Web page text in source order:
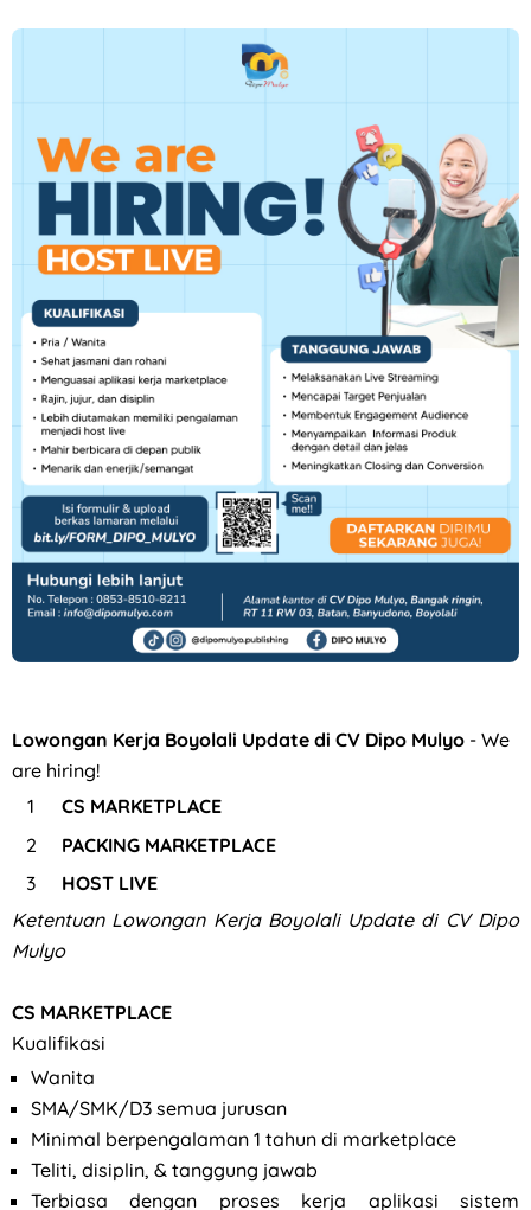
Lowongan Kerja Boyolali Update di CV Dipo Mulyo - We
are hiring!
CS MARKETPLACE
PACKING MARKETPLACE
HOST LIVE
Ketentuan Lowongan Kerja Boyolali Update di CV Dipo
Mulyo
CS MARKETPLACE
Kualifikasi
Wanita
SMA/SMK/D3 semua jurusan
Minimal berpengalaman 1 tahun di marketplace
Teliti, disiplin, & tanggung jawab
Terbiasa dengan proses kerja aplikasi sistem